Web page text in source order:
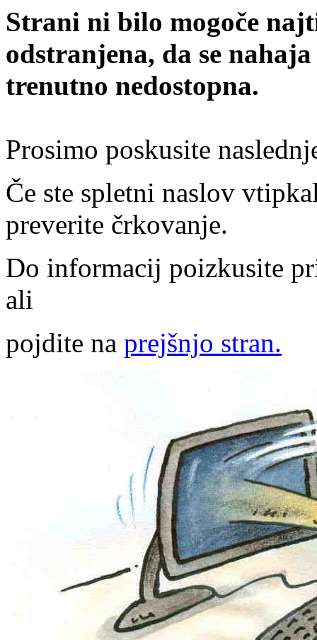
Strani ni bilo mogoče
odstranjena, da se
trenutno nedostopna.
Prosimo poskusite
Če ste spletni naslov
preverite črkovanje.
Do informacij poizkusite
ali
pojdite na prejšnjo stran.